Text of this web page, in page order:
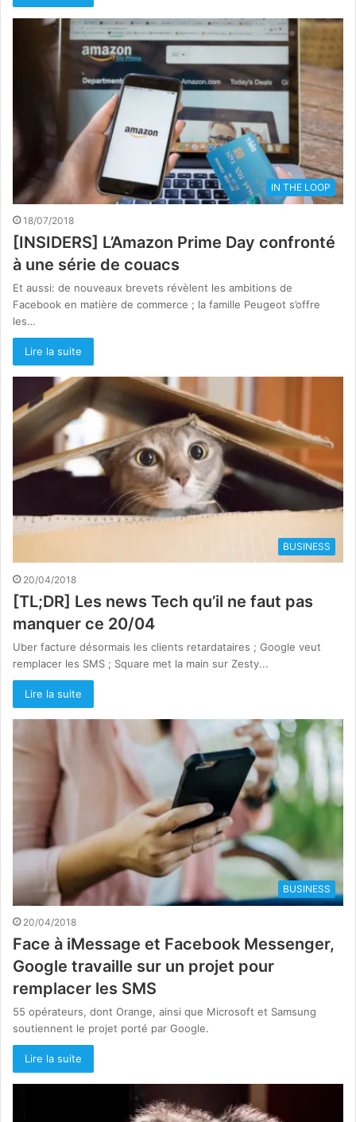
IN THE LOOP
18/07/2018
[INSIDERS] L’Amazon Prime Day confronté
à une série de couacs
Et aussi: de nouveaux brevets révèlent les ambitions de
Facebook en matière de commerce ; la famille Peugeot s’offre
les…
Lire la suite
BUSINESS
20/04/2018
[TL;DR] Les news Tech qu’il ne faut pas
manquer ce 20/04
Uber facture désormais les clients retardataires ; Google veut
remplacer les SMS ; Square met la main sur Zesty...
Lire la suite
BUSINESS
20/04/2018
Face à iMessage et Facebook Messenger,
Google travaille sur un projet pour
remplacer les SMS
55 opérateurs, dont Orange, ainsi que Microsoft et Samsung
soutiennent le projet porté par Google.
Lire la suite